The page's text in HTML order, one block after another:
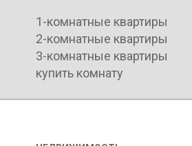
1-комнатные квартиры
2-комнатные квартиры
3-комнатные квартиры
купить комнату